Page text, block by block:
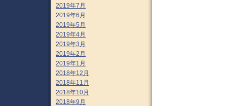
2019年7月
2019年6月
2019年5月
2019年4月
2019年3月
2019年2月
2019年1月
2018年12月
2018年11月
2018年10月
2018年9月